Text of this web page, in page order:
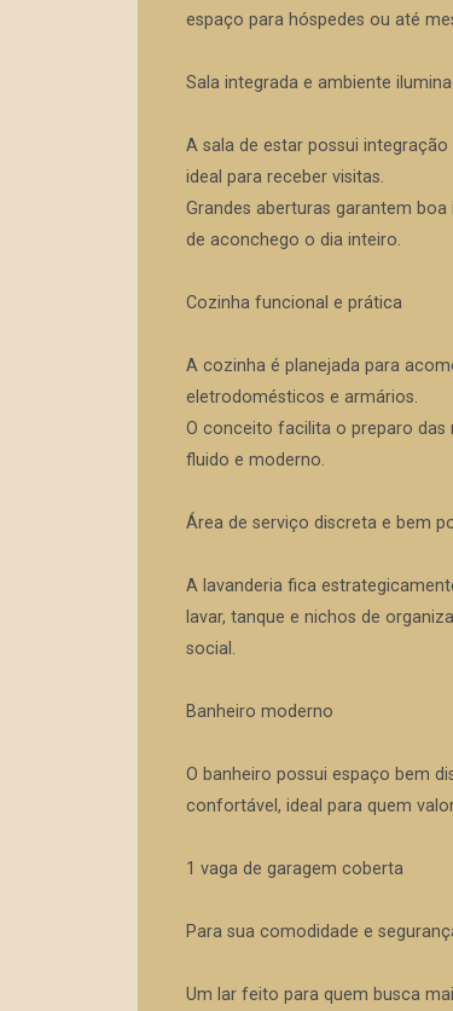
espaço para hóspedes ou até
Sala integrada e ambiente
A sala de estar possui
ideal para receber visitas.
Grandes aberturas garantem
de aconchego o dia inteiro.
Cozinha funcional e prática
A cozinha é planejada para
eletrodomésticos e armários.
O conceito facilita o preparo das
fluido e moderno.
Área de serviço discreta e bem
A lavanderia fica
lavar, tanque e nichos de
social.
Banheiro moderno
O banheiro possui espaço bem
confortável, ideal para quem
1 vaga de garagem coberta
Para sua comodidade e
Um lar feito para quem busca